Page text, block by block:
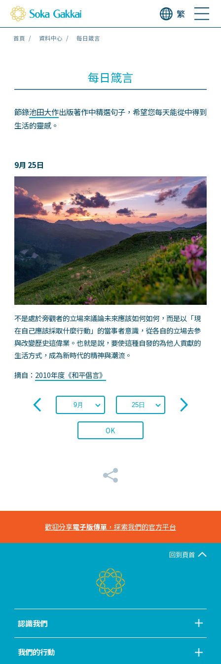
繁
首頁 資料中心 每日箴言
每日箴言
節錄池田大作出版著作中精選句子，希望您每天能從中得到
生活的靈感。
9月 25日
不是處於旁觀者的立場來議論未來應該如何如何，而是以「現
在自己應該採取什麼行動」的當事者意識，從各自的立場去參
與改變歷史這偉業。也就是說，要使這種自發的為他人貢獻的
生活方式，成為新時代的精神與潮流。
摘自： 2010年度《和平倡言》
OK
歡迎分享電子版傳單 ，探索我們的官方平台
回到頁首
認識我們
我們的行動